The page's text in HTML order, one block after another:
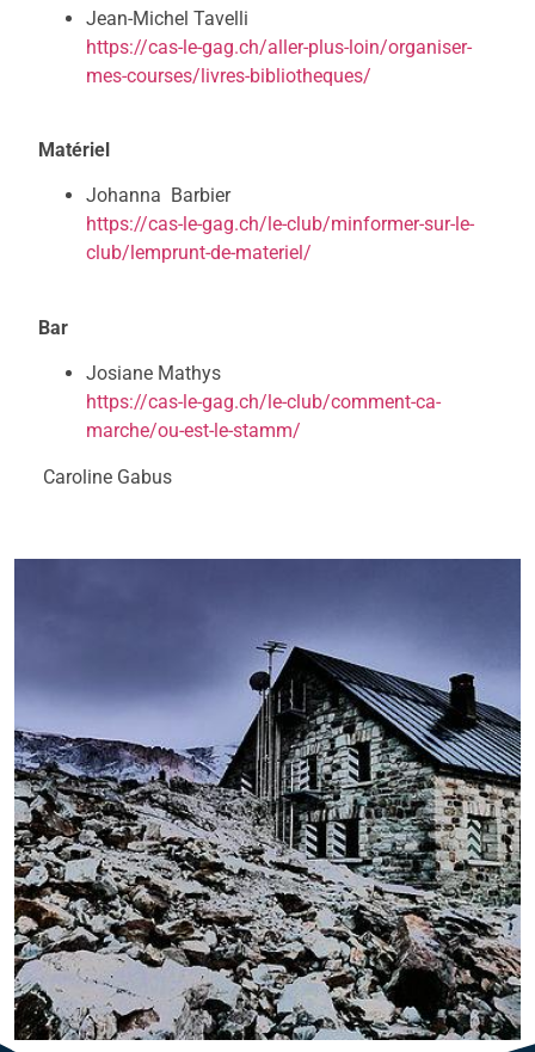
Jean-Michel Tavelli
https://cas-le-gag.ch/aller-plus-loin/organiser-
mes-courses/livres-bibliotheques/
Matériel
Johanna Barbier
https://cas-le-gag.ch/le-club/minformer-sur-le-
club/lemprunt-de-materiel/
Bar
Josiane Mathys
https://cas-le-gag.ch/le-club/comment-ca-
marche/ou-est-le-stamm/
Caroline Gabus